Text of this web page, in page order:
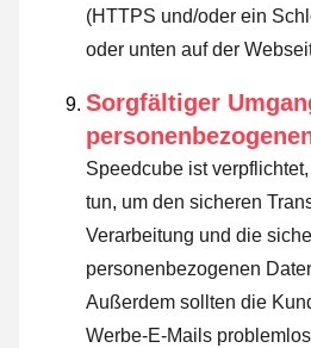
(HTTPS und/oder ein
oder unten auf der
Sorgfältiger
Speedcube ist
tun, um den sicheren
Verarbeitung und die
personenbezogenen
Außerdem sollten die
Werbe-E-Mails